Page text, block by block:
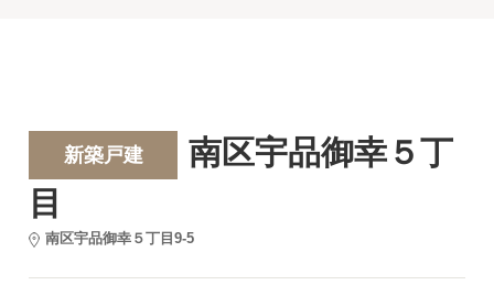
新築戸建
南区宇品御幸５丁
目
南区宇品御幸５丁目9-5